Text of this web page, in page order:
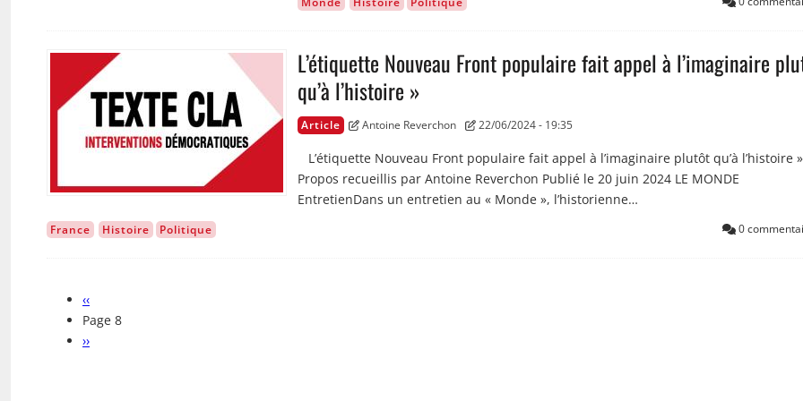
L’étiquette Nouveau Front populaire fait appel à l’imaginaire
qu’à l’histoire »
Article Antoine Reverchon 22/06/2024 - 19:35
L’étiquette Nouveau Front populaire fait appel à l’imaginaire plutôt qu’à l’histoire »
Propos recueillis par Antoine Reverchon Publié le 20 juin 2024 LE MONDE
EntretienDans un entretien au « Monde », l’historienne…
France Histoire Politique 0
Pagination
Page
précédente
‹‹
Page 8
Page
››